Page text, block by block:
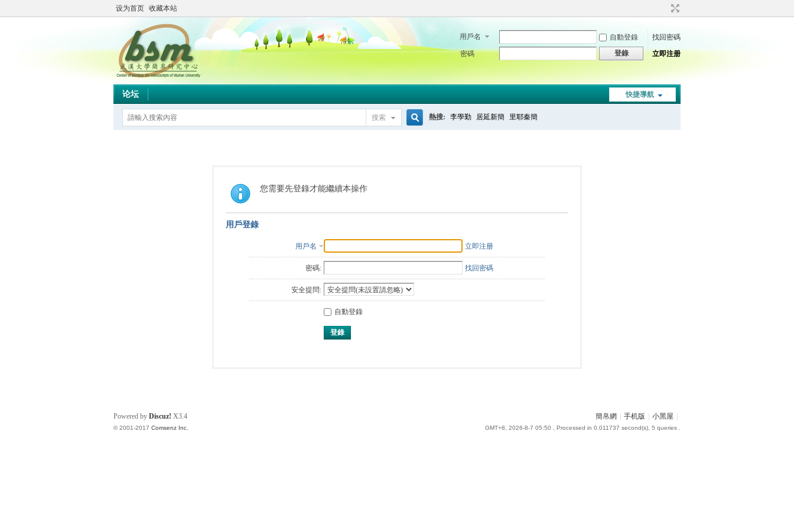
设为首页 收藏本站
用戶名 自動登錄
找回密碼
密碼
登錄 立即注册
快捷導航
论坛
搜索 熱搜: 李學勤 居延新簡 里耶秦簡
您需要先登錄才能繼續本操作
用戶登錄
用戶名 立即注册
密碼: 找回密碼
安全提問:
自動登錄
登錄
簡帛網 手机版 小黑屋
GMT+8, 2026-8-7 05:50 , Processed in 0.011737 second(s), 5 queries .
Powered by Discuz! X3.4
© 2001-2017 Comsenz Inc.